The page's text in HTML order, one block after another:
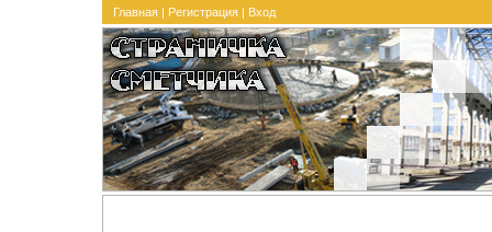
Главная | Регистрация | Вход